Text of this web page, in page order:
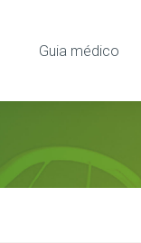
Guia médico